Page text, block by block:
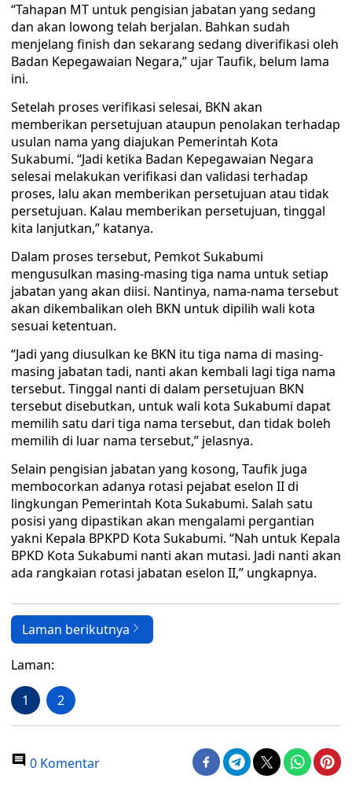
“Tahapan MT untuk pengisian jabatan yang sedang
dan akan lowong telah berjalan. Bahkan sudah
menjelang finish dan sekarang sedang diverifikasi oleh
Badan Kepegawaian Negara,” ujar Taufik, belum lama
ini.
Setelah proses verifikasi selesai, BKN akan
memberikan persetujuan ataupun penolakan terhadap
usulan nama yang diajukan Pemerintah Kota
Sukabumi. “Jadi ketika Badan Kepegawaian Negara
selesai melakukan verifikasi dan validasi terhadap
proses, lalu akan memberikan persetujuan atau tidak
persetujuan. Kalau memberikan persetujuan, tinggal
kita lanjutkan,” katanya.
Dalam proses tersebut, Pemkot Sukabumi
mengusulkan masing-masing tiga nama untuk setiap
jabatan yang akan diisi. Nantinya, nama-nama tersebut
akan dikembalikan oleh BKN untuk dipilih wali kota
sesuai ketentuan.
“Jadi yang diusulkan ke BKN itu tiga nama di masing-
masing jabatan tadi, nanti akan kembali lagi tiga nama
tersebut. Tinggal nanti di dalam persetujuan BKN
tersebut disebutkan, untuk wali kota Sukabumi dapat
memilih satu dari tiga nama tersebut, dan tidak boleh
memilih di luar nama tersebut,” jelasnya.
Selain pengisian jabatan yang kosong, Taufik juga
membocorkan adanya rotasi pejabat eselon II di
lingkungan Pemerintah Kota Sukabumi. Salah satu
posisi yang dipastikan akan mengalami pergantian
yakni Kepala BPKPD Kota Sukabumi. “Nah untuk Kepala
BPKD Kota Sukabumi nanti akan mutasi. Jadi nanti akan
ada rangkaian rotasi jabatan eselon II,” ungkapnya.
Laman berikutnya
Laman:
1 2
0 Komentar